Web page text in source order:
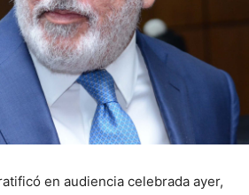
en audiencia celebrada ayer,